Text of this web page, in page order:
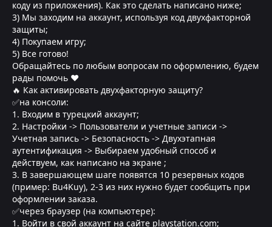
коду из приложения). Как это сделать написано ниже;
3) Мы заходим на аккаунт, используя код двухфакторной
защиты;
4) Покупаем игру;
5) Все готово!
Обращайтесь по любым вопросам по оформлению, будем
рады помочь ❤
🔥 Как активировать двухфакторную защиту?
✅на консоли:
1. Входим в турецкий аккаунт;
2. Настройки -> Пользователи и учетные записи ->
Учетная запись -> Безопасность -> Двухэтапная
аутентификация -> Выбираем удобный способ и
действуем, как написано на экране ;
3. В завершающем шаге появятся 10 резервных кодов
(пример: Bu4Kuy), 2-3 из них нужно будет сообщить при
оформлении заказа.
✅через браузер (на компьютере):
1. Войти в свой аккаунт на сайте playstation.com;